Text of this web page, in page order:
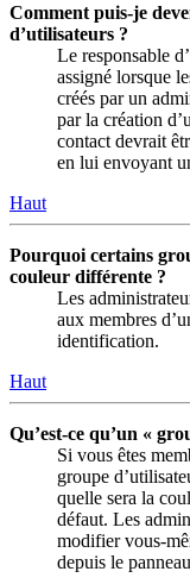
Comment puis-je
d’utilisateurs ?
Le responsable
assigné lorsque
créés par un
par la création
contact devrait
en lui envoyant
Haut
Pourquoi certains
couleur différente ?
Les
aux membres
identification.
Haut
Qu’est-ce qu’un «
Si vous êtes
groupe
quelle sera la
défaut. Les
modifier vous-
depuis le